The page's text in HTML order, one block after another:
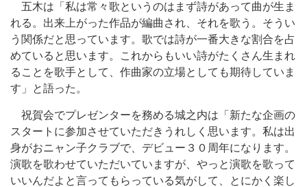
五木は「私は常々歌というのはまず詩があって曲が生ま
れる。出来上がった作品が編曲され、それを歌う。そうい
う関係だと思っています。歌では詩が一番大きな割合を占
めていると思います。これからもいい詩がたくさん生まれ
ることを歌手として、作曲家の立場としても期待していま
す」と語った。
祝賀会でプレゼンターを務める城之内は「新たな企画の
スタートに参加させていただきうれしく思います。私は出
身がおニャン子クラブで、デビュー３０周年になります。
演歌を歌わせていただいていますが、やっと演歌を歌って
いいんだよと言ってもらっている気がして、とにかく楽し